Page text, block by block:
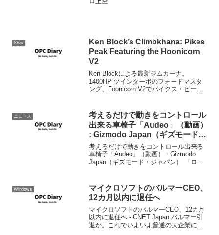
Xbox
Ken Block’s Climbkhana: Pikes
Peak Featuring the Hoonicorn
V2
Ken Blockによる最新ジムカーナ。
1400HP ツインターボのフォードマスタ
ング、Foonicorn V2でパイクス・ピーク
4,301mと富士山より高いパイクス...
ニュース
考えるだけで動きをコントロール
出来る車椅子「Audeo」（動画）
: Gizmodo Japan（ギズモード・
ジャパン）
考えるだけで動きをコントロール出来る
車椅子「Audeo」（動画） : Gizmodo
Japan（ギズモード・ジャパン） 「ロシ
たらしい。特に脳外科手術等も必要な
く、...
Windows
マイクロソフトのバルマーCEO、
12カ月以内に退任へ
マイクロソフトのバルマーCEO、12カ月
以内に退任へ - CNET Japan.バルマー引
退か。これでいよいよ普通の大企業にな